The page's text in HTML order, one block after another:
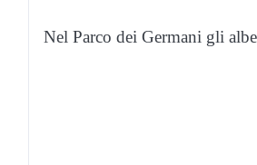
Nel Parco dei Germani gli